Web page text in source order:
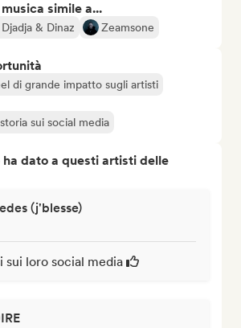
simile a...
Djadja & Dinaz Zeamsone
di grande impatto sugli artisti
sui social media
ha dato a questi artisti delle
(j'blesse)
sui loro social media